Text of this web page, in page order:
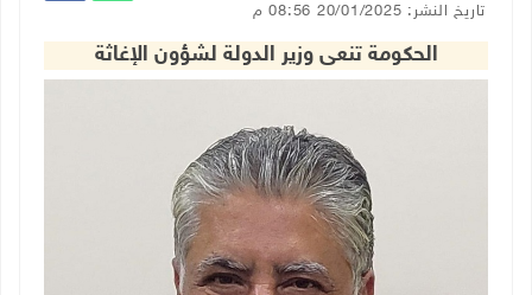
تاريخ النشر: 20/01/2025 08:56 م
الحكومة تنعى وزير الدولة لشؤون الإغاثة